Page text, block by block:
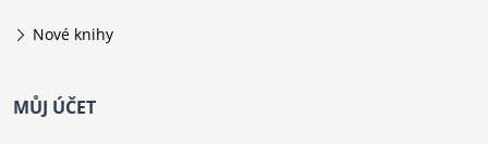
Nové knihy
MŮJ ÚČET